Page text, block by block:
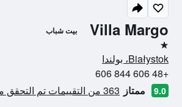
Villa Margo بيت شباب
نجمة واحدة
Białystok، بولندا
+48 606 844 606
9.0 ممتاز 363 من التقييمات تم التحقق منها